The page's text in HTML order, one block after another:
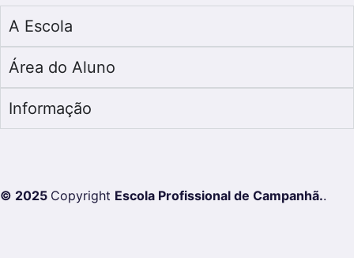
A Escola
Área do Aluno
Informação
© 2025 Copyright Escola Profissional de Campanhã..